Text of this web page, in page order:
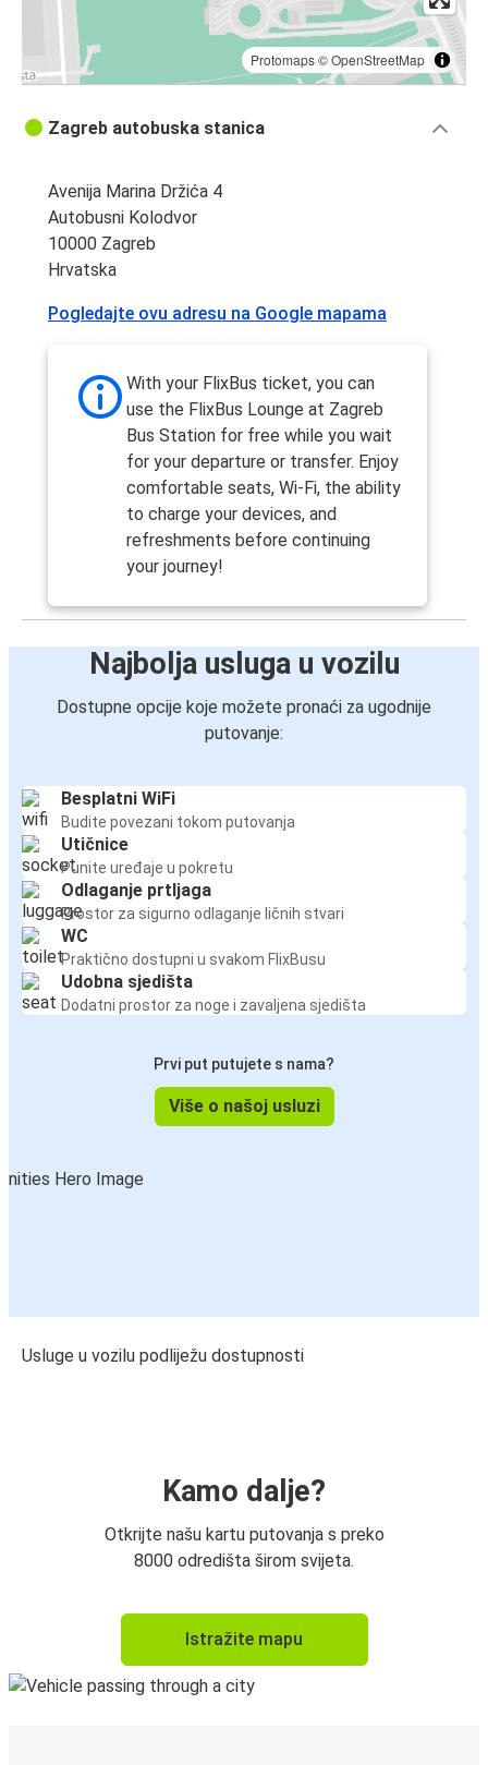
Protomaps©OpenStreetMap
Zagreb autobuska stanica
Avenija Marina Držića 4
Autobusni Kolodvor
10000 Zagreb
Hrvatska
Pogledajte ovu adresu na Google mapama
With your FlixBus ticket, you can
use the FlixBus Lounge at Zagreb
Bus Station for free while you wait
for your departure or transfer. Enjoy
comfortable seats, Wi-Fi, the ability
to charge your devices, and
refreshments before continuing
your journey!
Najbolja usluga u vozilu
Dostupne opcije koje možete pronaći za ugodnije
putovanje:
Besplatni WiFi
Budite povezani tokom putovanja
Utičnice
Punite uređaje u pokretu
Odlaganje prtljaga
Prostor za sigurno odlaganje ličnih stvari
WC
Praktično dostupni u svakom FlixBusu
Udobna sjedišta
Dodatni prostor za noge i zavaljena sjedišta
Prvi put putujete s nama?
Više o našoj usluzi
Usluge u vozilu podliježu dostupnosti
Kamo dalje?
Otkrijte našu kartu putovanja s preko
8000 odredišta širom svijeta.
Istražite mapu